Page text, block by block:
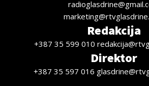
Redakcija
+387 35 599 010
Direktor
+387 35 597 016